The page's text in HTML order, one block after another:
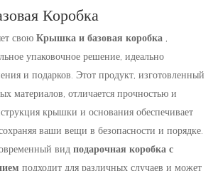
Коробка
свою Крышка и базовая коробка ,
упаковочное решение, идеально
и подарков. Этот продукт, изготовленный
материалов, отличается прочностью и
крышки и основания обеспечивает
ваши вещи в безопасности и порядке.
вид подарочная коробка с
подходит для различных случаев и может